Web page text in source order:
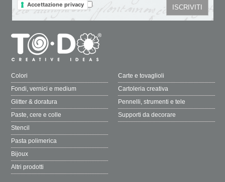
Accettazione privacy
Colori
Fondi, vernici e medium
Glitter & doratura
Paste, cere e colle
Carte e tovaglioli
Cartoleria creativa
Pennelli, strumenti e tele
Supporti da decorare
Stencil
Pasta polimerica
Bijoux
Altri prodotti